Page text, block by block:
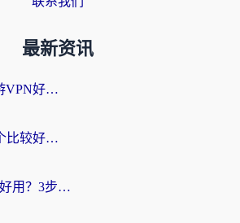
最新资讯
海外党必看：雷神手游VPN好用吗？和天速回国VPN对比哪个回国效果更好？附实用加速器选择指南
海外党必看：VPN哪个比较好用？3分钟找到适合你的回国加速方案
海外党必看：哪款vpn好用？3步选对回国加速器，无缝刷剧玩游戏